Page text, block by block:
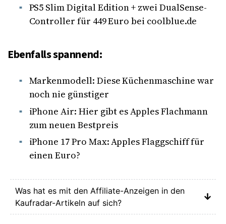
PS5 Slim Digital Edition + zwei DualSense-
Controller für 449 Euro bei coolblue.de
Ebenfalls spannend:
Markenmodell: Diese Küchenmaschine war
noch nie günstiger
iPhone Air: Hier gibt es Apples Flachmann
zum neuen Bestpreis
iPhone 17 Pro Max: Apples Flaggschiff für
einen Euro?
Was hat es mit den Affiliate-Anzeigen in den
Kaufradar-Artikeln auf sich?